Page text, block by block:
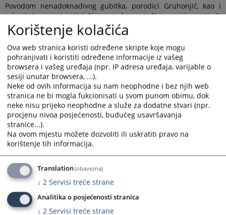
Povodom nenadoknadivog gubitka, porodici Gruhonjić, kao i
svim kolegama i prijateljima uvaženog tužioca, prvi zamjenik
glavnog okružnog javnog tužioca Okružnog javnog tužilaštva u
Bijeljini Sabina Husejnagić zajedno sa kolektivom, izražava
duboko saučešće.
Tužilac Muhamed Gruhonjić rođen je 15.03.1953. godine u
Janji, opština Bijeljina. Pravni fakultet u Sarajevu završio je
16.01.1979. godine, a pravosudni ispit položio je 01.03.1984.
godine u Sarajevu.
Tužilačku karijeru započeo je 08.03.2004. godine kao okružni
javni tužilac u Okružnom javnom tužilaštvu u Bijeljini. Dana
01.02.2008. godine je imenovan za zamjenika glavnog okružnog
javnog tužioca. Funkciju vršioca dužnosti glavnog okružnog
javnog tužioca je obavljao u periodu od 29.01.2021. godine do
31.08.2021. godine, nakon čega je nastavio obavljati funkciju
zamjenika glavnog okružnog javnog tužioca sve do 15.03.2023.
godine, kada je otišao u penziju.
Prikazana vijest je na: Srpski jezik
Korištenje kolačića
Ova web stranica koristi određene skripte koje mogu
pohranjivati i koristiti određene informacije iz vašeg
browsera i vašeg uređaja (npr. IP adresa uređaja, varijable o
sesiji unutar browsera, ...).
Neke od ovih informacija su nam neophodne i bez njih web
stranica ne bi mogla fukcionisati u svom punom obimu, dok
neke nisu prijeko neophodne a služe za dodatne stvari (npr.
procjenu nivoa posjećenosti, budućeg usavršavanja
stranice...).
Na ovom mjestu možete dozvoliti ili uskratiti pravo na
korištenje tih informacija.
Translation(obavezna)
↓ 2 Servisi treće strane
Analitika o posjećenosti stranica
↓ 2 Servisi treće strane